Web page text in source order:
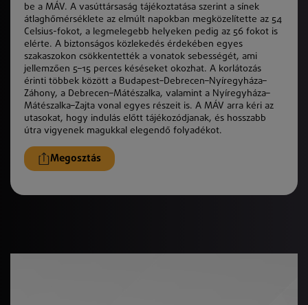
be a MÁV. A vasúttársaság tájékoztatása szerint a sínek
átlaghőmérséklete az elmúlt napokban megközelítette az 54
Celsius-fokot, a legmelegebb helyeken pedig az 56 fokot is
elérte. A biztonságos közlekedés érdekében egyes
szakaszokon csökkentetté k a vonatok sebességét, ami
jellemzően 5–15 perces késéseket okozhat. A korlátozás
érinti többek között a Budapest–Debrecen–Nyíregyháza–
Záhony, a Debrecen–Mátészalka, valamint a Nyíregyháza–
Mátészalka–Zajta vonal egyes részeit is. A MÁV arra kéri az
utasokat, hogy indulás előtt tájékozódjanak, és hosszabb
útra vigyenek magukkal elegendő folyadékot.
Megosztás